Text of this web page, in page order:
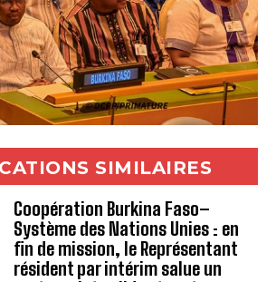
SIMILAIRES
Coopération Burkina Faso–
Système des Nations Unies : en
fin de mission, le Représentant
résident par intérim salue un